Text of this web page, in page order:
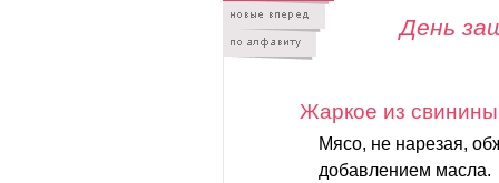
День
Жаркое из свинины
Мясо, не нарезая,
добавлением масла.